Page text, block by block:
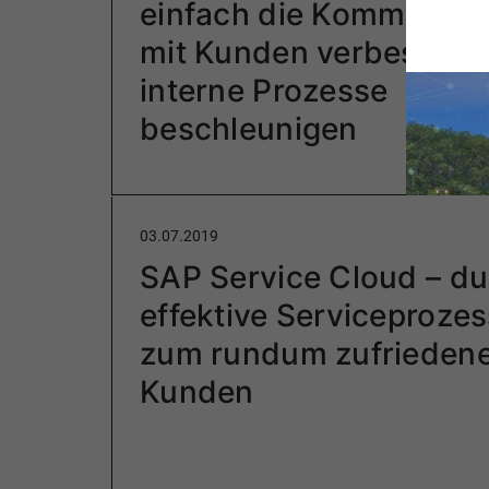
einfach die
mit Kunden verbessern
interne Prozesse
beschleunigen
03.07.2019
SAP Service Cloud –
effektive
zum rundum
Kunden